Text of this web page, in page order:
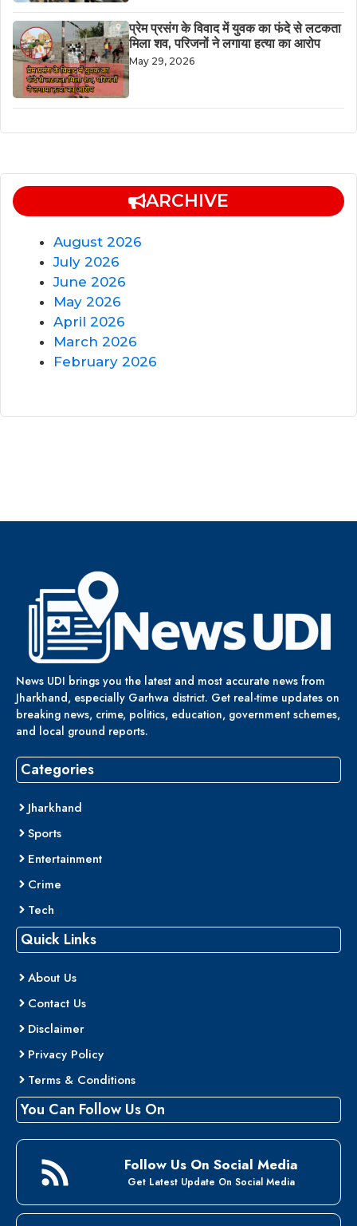
​प्रेम प्रसंग के विवाद में युवक का फंदे से लटकता
मिला शव, परिजनों ने लगाया हत्या का आरोप
May 29, 2026
ARCHIVE
August 2026
July 2026
June 2026
May 2026
April 2026
March 2026
February 2026
News UDI brings you the latest and most accurate news from
Jharkhand, especially Garhwa district. Get real-time updates on
breaking news, crime, politics, education, government schemes,
and local ground reports.
Categories
Jharkhand
Sports
Entertainment
Crime
Tech
Quick Links
About Us
Contact Us
Disclaimer
Privacy Policy
Terms & Conditions
You Can Follow Us On
Follow Us On Social Media
Get Latest Update On Social Media